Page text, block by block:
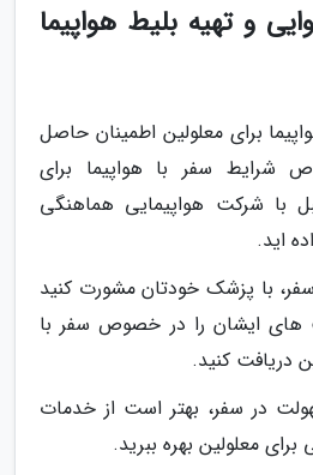
و تهیه بلیط هواپیما
برای معلولین اطمینان حاصل
شرایط سفر با هواپیما برای
با شرکت هواپیمایی هماهنگی
اید.
با پزشک خودتان مشورت کنید
های ایشان را در خصوص سفر با
دریافت کنید.
در سفر، بهتر است از خدمات
معلولین بهره ببرید.